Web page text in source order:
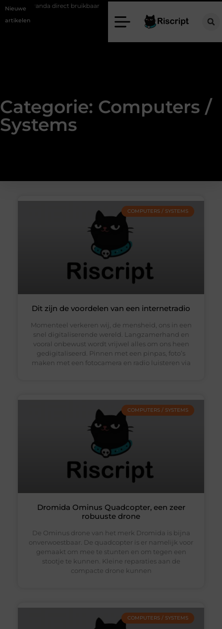
Nieuwe
artikelen
direct bruikbaar De juiste plek voor professioneel en prettig werken
Categorie: Computers /
Systems
COMPUTERS / SYSTEMS
Dit zijn de voordelen van een internetradio
Momenteel verkeren wij, de mensheid, ons in een
snel digitaliserende wereld. Langzamerhand en
vooral onbewust wordt vrijwel alles om ons heen
gedigitaliseerd. Pinnen met een pinpas, foto’s
maken met een fotocamera en radio luisteren via
COMPUTERS / SYSTEMS
Dromida Ominus Quadcopter, een zeer
robuuste drone
De Ominus drone van het merk Dromida is bijna
onverwoestbaar. De quadcopter is er namelijk voor
gemaakt om mee te stunten en om tegen een
stootje te kunnen. Kleine reparaties aan de
compacte drone kunnen
COMPUTERS / SYSTEMS